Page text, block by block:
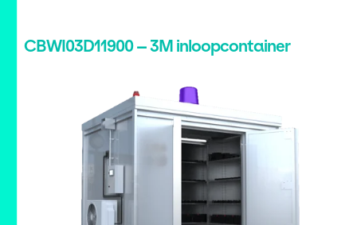
CBWI03D11900 – 3M inloopcontainer